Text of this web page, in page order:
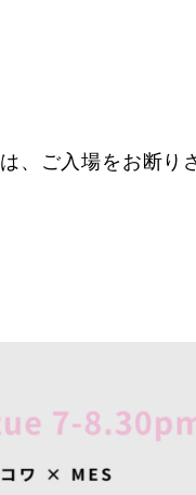
、ご入場をお断り